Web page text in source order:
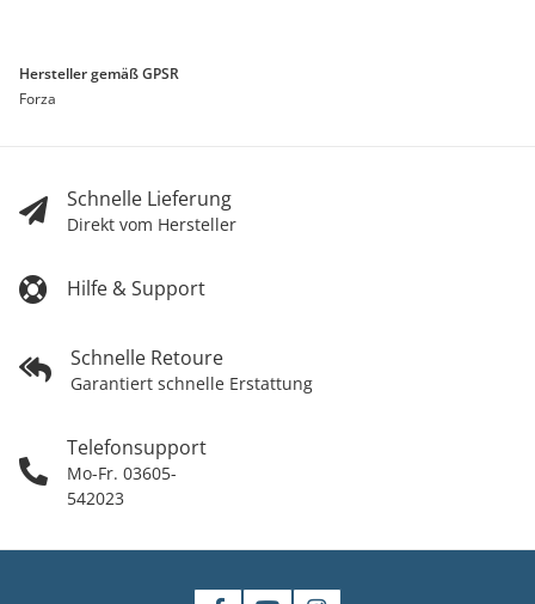
Hersteller gemäß GPSR
Forza
Schnelle Lieferung
Direkt vom Hersteller
Hilfe & Support
Schnelle Retoure
Garantiert schnelle Erstattung
Telefonsupport
Mo-Fr. 03605-
542023